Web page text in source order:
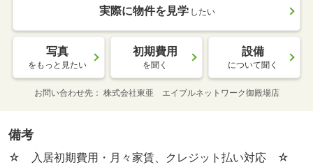
実際に物件を見学 したい
写真
をもっと見たい
初期費用
を聞く
設備
について聞く
お問い合わせ先 株式会社東亜 エイブルネットワーク御殿場店
備考
☆ 入居初期費用・月々家賃、クレジット払い対応 ☆